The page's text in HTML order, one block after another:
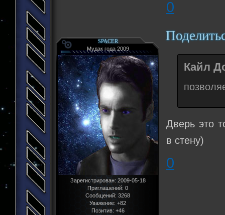
0
SPACER
Мудак года 2009
Зарегистрирован: 2009-05-18
Приглашений: 0
Сообщений: 3268
Уважение: +82
Позитив: +46
Кайл
Дверь это
в стену)
0